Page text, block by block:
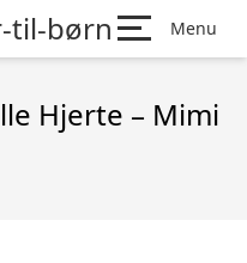
til-børn Menu
Hjerte – Mimi